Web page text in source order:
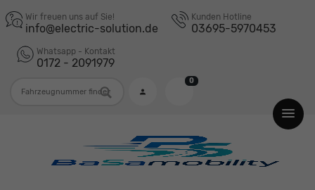
Wir freuen uns auf Sie!
info@electric-solution.de
Kunden Hotline
03695-5970453
Whatsapp - Kontakt
0172 - 2091979
0